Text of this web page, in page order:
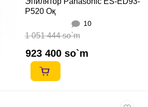
P520 Оқ
10
1 051 444 so`m
923 400 so`m